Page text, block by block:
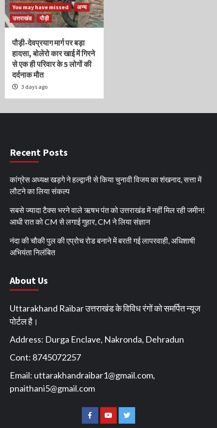
You may have missed
अन्य
उत्तराखंड
पौड़ी
पौड़ी-देवप्रयाग मार्ग पर बड़ा
हादसा, बोलेरो कार खाई में गिरने
से एक ही परिवार के 5 लोगों की
दर्दनाक मौत
3 days ago
Recent Posts
कांग्रेस अध्यक्ष खड़गे ने हल्द्वानी से किया चुनावी विजय का शंखनाद, सत्ता में
लौटने का लिया संकल्प
सबसे ज्यादा टैक्स भरने वाले ऋषभ पंत को उत्तराखंड में नहीं मिल रही जमीन!
आधी रात को CM से लगाई गुहार, CM ने लिया संज्ञान
नंदा की चौकी पुल की एप्रोच रोड बनाने में बरती गई लापरवाही, अधिशाषी
अभियंता निलंबित
About Us
Uttarakhand Raibar उत्तराखंड के विविध रंगों को समर्पित न्यूज
पोर्टल है।
Address: Durga Enclave, Nakronda, Dehradun
Cont: 8745072257
Email: uttarakhandraibar1@gmail.com,
pnaithani5@gmail.com
Facebook
You Twitter